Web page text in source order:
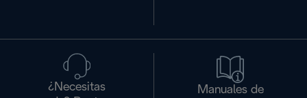
¿Necesitas
Manuales de